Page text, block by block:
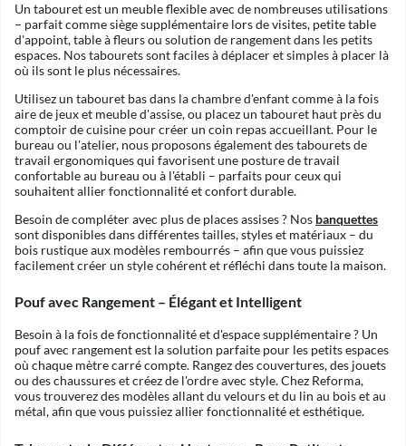
Un tabouret est un meuble flexible avec de nombreuses utilisations
– parfait comme siège supplémentaire lors de visites, petite table
d'appoint, table à fleurs ou solution de rangement dans les petits
espaces. Nos tabourets sont faciles à déplacer et simples à placer là
où ils sont le plus nécessaires.
Utilisez un tabouret bas dans la chambre d'enfant comme à la fois
aire de jeux et meuble d'assise, ou placez un tabouret haut près du
comptoir de cuisine pour créer un coin repas accueillant. Pour le
bureau ou l'atelier, nous proposons également des tabourets de
travail ergonomiques qui favorisent une posture de travail
confortable au bureau ou à l'établi – parfaits pour ceux qui
souhaitent allier fonctionnalité et confort durable.
Besoin de compléter avec plus de places assises ? Nos banquettes
sont disponibles dans différentes tailles, styles et matériaux – du
bois rustique aux modèles rembourrés – afin que vous puissiez
facilement créer un style cohérent et réfléchi dans toute la maison.
Pouf avec Rangement – Élégant et Intelligent
Besoin à la fois de fonctionnalité et d'espace supplémentaire ? Un
pouf avec rangement est la solution parfaite pour les petits espaces
où chaque mètre carré compte. Rangez des couvertures, des jouets
ou des chaussures et créez de l'ordre avec style. Chez Reforma,
vous trouverez des modèles allant du velours et du lin au bois et au
métal, afin que vous puissiez allier fonctionnalité et esthétique.